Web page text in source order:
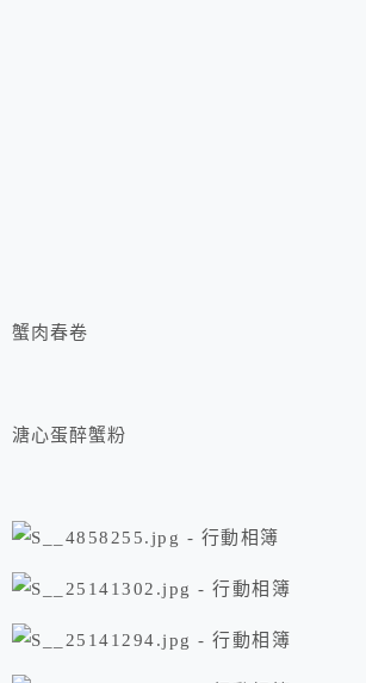
蟹肉春卷
溏心蛋醉蟹粉